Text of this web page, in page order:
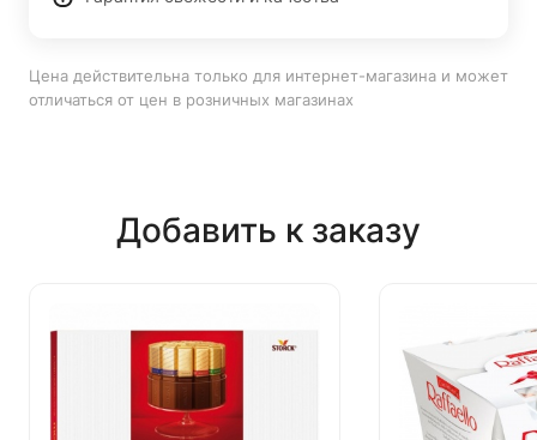
Цена действительна только для интернет-магазина и может
отличаться от цен в розничных магазинах
Добавить к заказу